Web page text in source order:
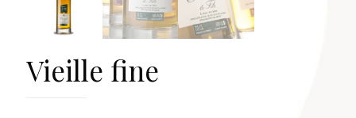
Vieille fine